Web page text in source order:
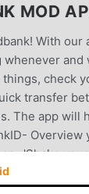
MOD
With our
whenever and
check
transfer
The app will
Overview
'Shake
Send